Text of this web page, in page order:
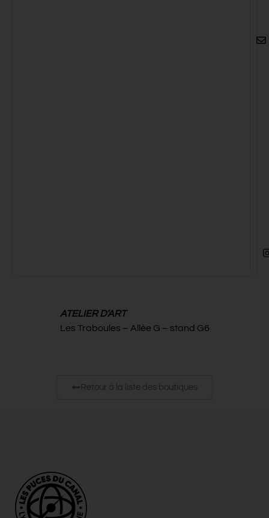
ATELIER D’ART
Les Traboules – Allée G – stand G6
Retour à la liste des boutiques